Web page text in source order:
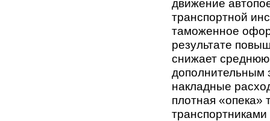
движение
транспортной
таможенное
результате
снижает среднюю
дополнительным
накладные
плотная «опека»